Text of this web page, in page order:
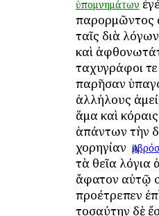
ὑπομνημάτων
παρορμῶντος
ταῖς διὰ
καὶ
ταχυγράφοι
παρῆσαν
ἀλλήλους
ἅμα καὶ
ἁπάντων τὴν
χορηγίαν ὁ
τὰ θεῖα λόγια
ἄφατον αὐτῷ
προέτρεπεν
τοσαύτην δὲ